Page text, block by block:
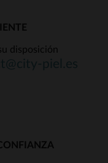
disposición